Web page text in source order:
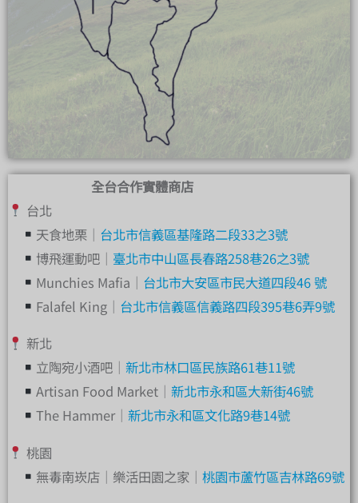
全台合作實體商店
台北
天食地栗｜ 台北市信義區基隆路二段33之3號
博飛運動吧｜ 臺北市中山區長春路258巷26之3號
Munchies Mafia｜ 台北市大安區市民大道四段46 號
Falafel King｜ 台北市信義區信義路四段395巷6弄9號
新北
立陶宛小酒吧｜ 新北市林口區民族路61巷11號
Artisan Food Market｜ 新北市永和區大新街46號
The Hammer｜ 新北市永和區文化路9巷14號
桃園
無毒南崁店｜樂活田園之家｜ 桃園市蘆竹區吉林路69號